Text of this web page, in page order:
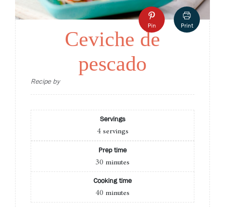
Pin Print
Ceviche de
pescado
Recipe by
Servings
4 servings
Prep time
30 minutes
Cooking time
40 minutes